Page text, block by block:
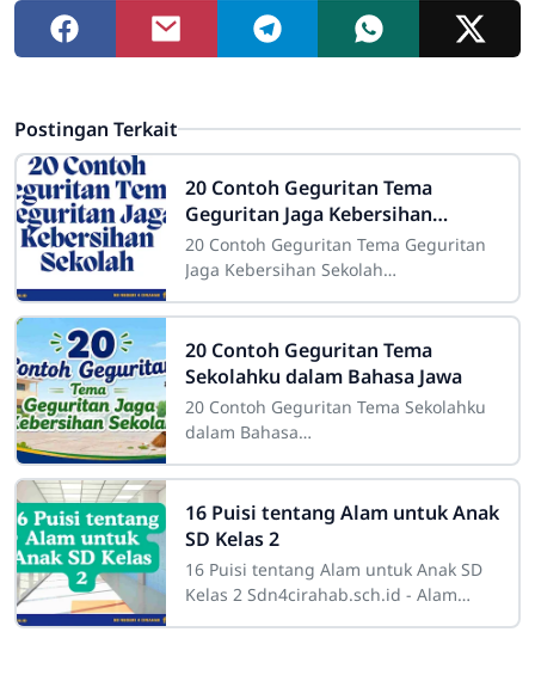
Postingan Terkait
20 Contoh Geguritan Tema
Geguritan Jaga Kebersihan
Sekolah
20 Contoh Geguritan Tema Geguritan
Jaga Kebersihan Sekolah
merupakan salah satu aspek yang
sangat penting dalam
20 Contoh Geguritan Tema
Sekolahku dalam Bahasa Jawa
20 Contoh Geguritan Tema Sekolahku
dalam Bahasa
adalah salah satu bentuk sastra lisan
dalam budaya Jawa yang dikenal
16 Puisi tentang Alam untuk Anak
SD Kelas 2
16 Puisi tentang Alam untuk Anak SD
Kelas 2 Sdn4cirahab.sch.id - Alam